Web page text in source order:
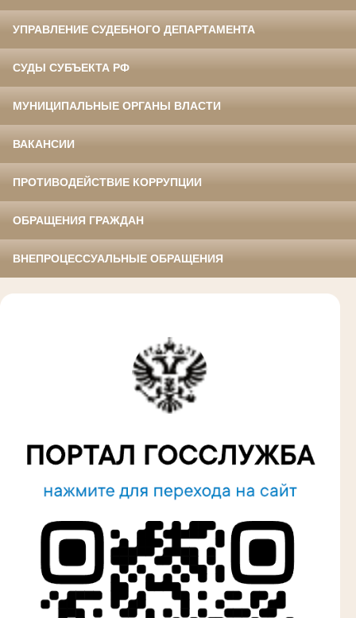
УПРАВЛЕНИЕ СУДЕБНОГО ДЕПАРТАМЕНТА
СУДЫ СУБЪЕКТА РФ
МУНИЦИПАЛЬНЫЕ ОРГАНЫ ВЛАСТИ
ВАКАНСИИ
ПРОТИВОДЕЙСТВИЕ КОРРУПЦИИ
ОБРАЩЕНИЯ ГРАЖДАН
ВНЕПРОЦЕССУАЛЬНЫЕ ОБРАЩЕНИЯ